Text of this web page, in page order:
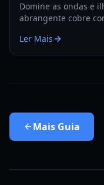
Domine as ondas e
abrangente cobre
Ler Mais
Mais Guia